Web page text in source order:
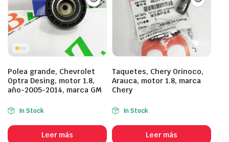
Polea grande, Chevrolet
Optra Desing, motor 1.8,
año-2005-2014, marca GM
In Stock
Leer más
Taquetes, Chery Orinoco,
Arauca, motor 1.8, marca
Chery
In Stock
Leer más